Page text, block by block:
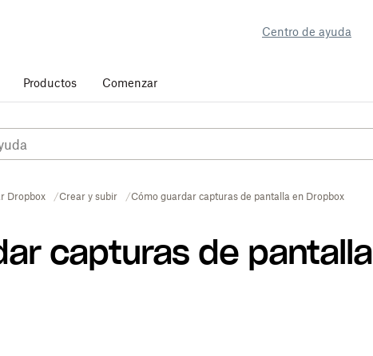
Centro de ayuda
Productos Comenzar
Dropbox Crear y subir Cómo guardar capturas de pantalla en Dropbox
capturas de pantalla